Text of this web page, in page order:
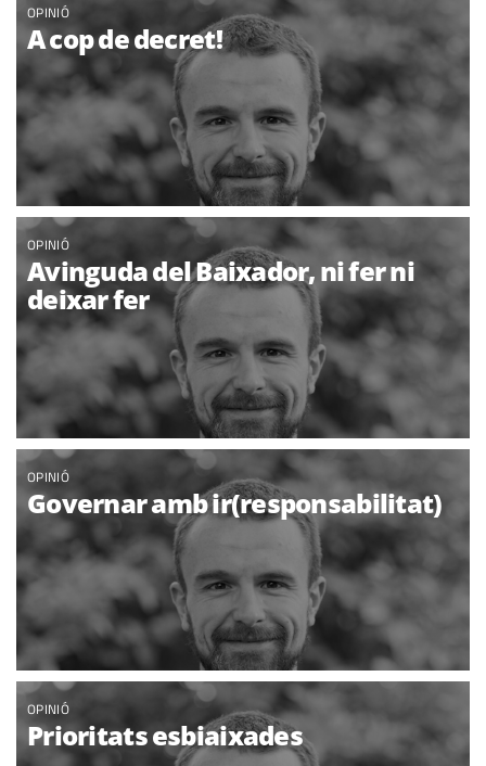
OPINIÓ
A cop de decret!
OPINIÓ
Avinguda del Baixador, ni fer ni
deixar fer
OPINIÓ
Governar amb ir(responsabilitat)
OPINIÓ
Prioritats esbiaixades